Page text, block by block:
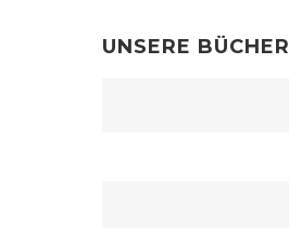
UNSERE BÜCHER